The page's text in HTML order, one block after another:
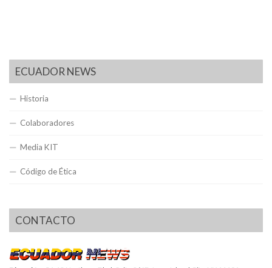
ECUADOR NEWS
Historia
Colaboradores
Media KIT
Código de Ética
CONTACTO